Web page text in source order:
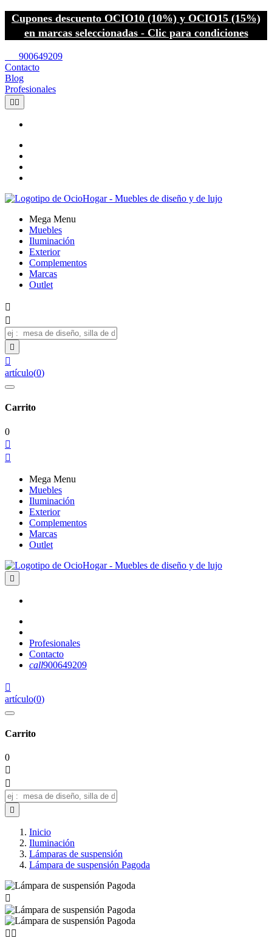
Cupones descuento OCIO10 (10%) y OCIO15 (15%)
en marcas seleccionadas - Clic para condiciones
900649209
Contacto
Blog
Profesionales
 
Mega Menu
Muebles
Iluminación
Exterior
Complementos
Marcas
Outlet




artículo(0)
Carrito
0


Mega Menu
Muebles
Iluminación
Exterior
Complementos
Marcas
Outlet

Profesionales
Contacto
call900649209

artículo(0)
Carrito
0



Inicio
Iluminación
Lámparas de suspensión
Lámpara de suspensión Pagoda

 